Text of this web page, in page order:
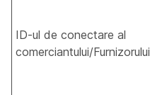
ID-ul de conectare al
comerciantului/Furnizorului